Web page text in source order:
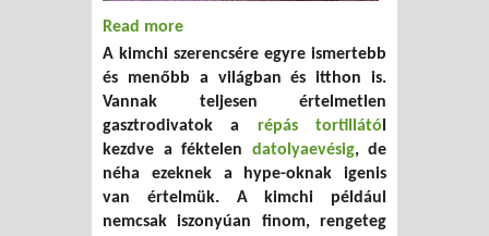
Read more
mikroműanyagokat is kipucolja belőlünk
A kimchi szerencsére egyre ismertebb
és menőbb a világban és itthon is.
Vannak teljesen értelmetlen
gasztrodivatok a répás tortillától
kezdve a féktelen datolyaevésig, de
néha ezeknek a hype-oknak igenis
van értelmük. A kimchi például
nemcsak iszonyúan finom, rengeteg